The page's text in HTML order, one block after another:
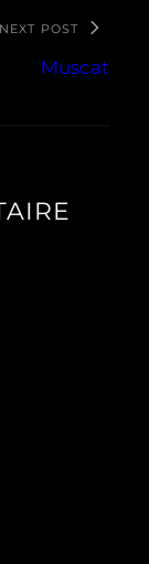
NEXT POST
Muscat